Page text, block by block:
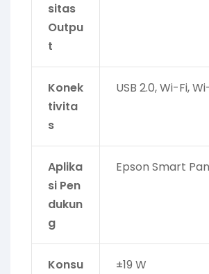
sitas
Outpu
t
Konek
tivita
s
USB 2.0, Wi-Fi,
Aplika
si Pen
dukun
g
Epson Smart
Konsu
±19 W